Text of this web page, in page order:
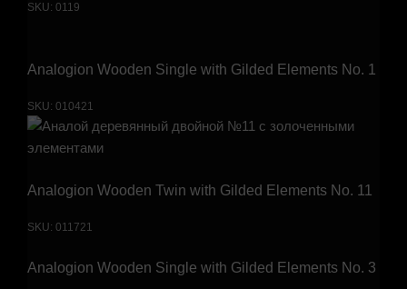
SKU: 0119
Analogion Wooden Single with Gilded Elements No. 1
SKU: 010421
Analogion Wooden Twin with Gilded Elements No. 11
SKU: 011721
Analogion Wooden Single with Gilded Elements No. 3